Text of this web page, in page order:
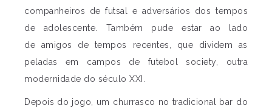
companheiros de futsal e adversários dos tempos
de adolescente. Também pude estar ao lado
de amigos de tempos recentes, que dividem as
peladas em campos de futebol society, outra
modernidade do século XXI.
Depois do jogo, um churrasco no tradicional bar do